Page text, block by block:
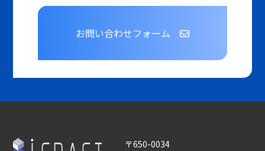
お問い合わせフォーム
〒650-0034